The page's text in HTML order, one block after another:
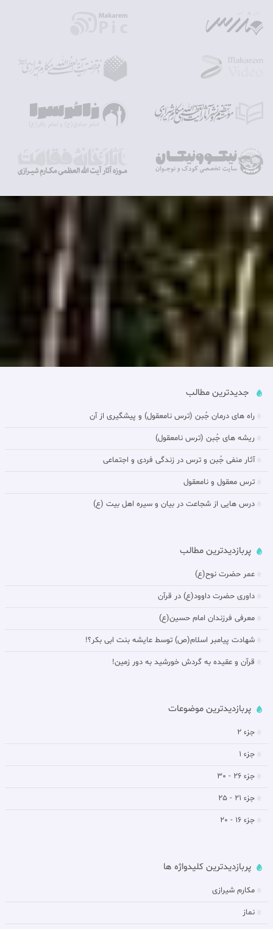
جدیدترین مطالب
راه های درمان جُبن (ترس نامعقول) و پيشگيرى از آن‏
ريشه هاى جُبن (ترس نامعقول)
آثار منفى جُبن و ترس در زندگى فردى و اجتماعى‏
ترس معقول و نامعقول‏
درس هایی از شجاعت در بيان و سیره اهل بیت (ع)
پربازدیدترین مطالب
عمر حضرت نوح(ع)
داورى حضرت داوود(ع) در قرآن
معرفی فرزندان امام حسین(ع)
شهادت پیامبر اسلام(ص) توسط عایشه بنت ابی بکر؟!
قرآن و عقیده به گردش خورشيد به دور زمين!
پربازدیدترین موضوعات
جزء 2
جزء 1
جزء 26 - 30
جزء 21 - 25
جزء 16 - 20
پربازدیدترین کلیدواژه ها
مکارم شیرازی
نماز